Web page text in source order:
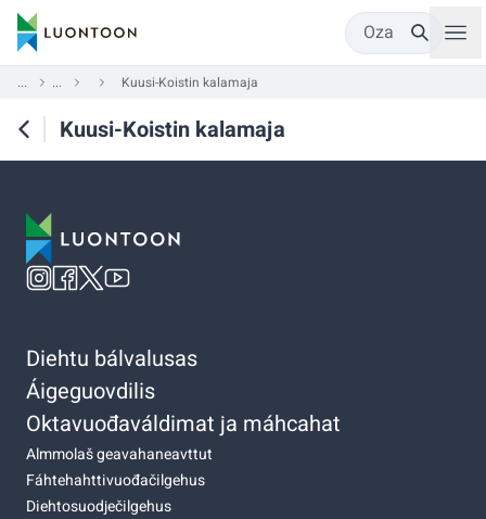
Oza
... ... Kuusi-Koistin kalamaja
Kuusi-Koistin kalamaja
Diehtu bálvalusas
Áigeguovdilis
Oktavuođaváldimat ja máhcahat
Almmolaš geavahaneavttut
Fáhtehahttivuođačilgehus
Diehtosuodječilgehus